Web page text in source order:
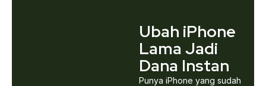
Ubah iPhone
Lama Jadi
Dana Instan
Punya iPhone yang sudah